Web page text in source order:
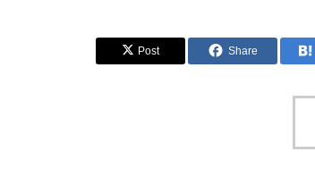
Post Share